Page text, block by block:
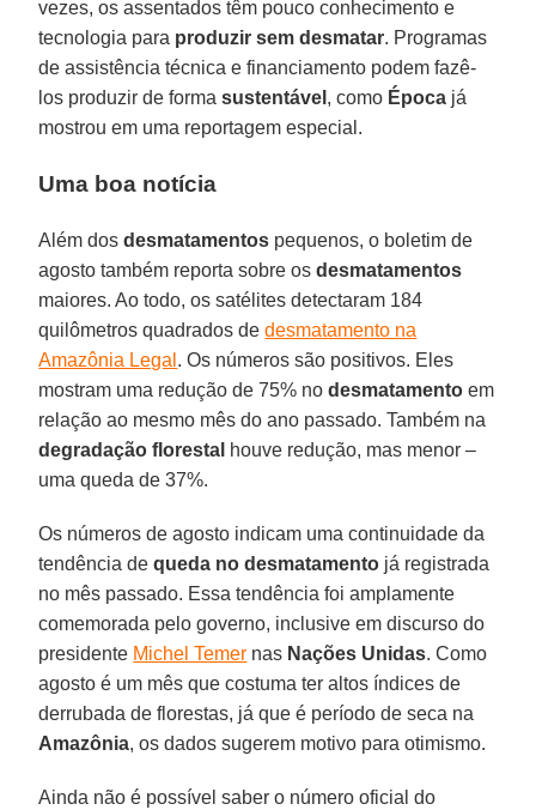
vezes, os assentados têm pouco conhecimento e
tecnologia para produzir sem desmatar. Programas
de assistência técnica e financiamento podem fazê-
los produzir de formasustentável , como Época já
mostrou em uma reportagem especial.
Uma boa notícia
Além dosdesmatamentos pequenos, o boletim de
agosto também reporta sobre osdesmatamentos
maiores. Ao todo, os satélites detectaram 184
quilômetros quadrados dedesmatamento na
Amazônia Legal . Os números são positivos. Eles
mostram uma redução de 75% nodesmatamento em
relação ao mesmo mês do ano passado. Também na
degradação florestal houve redução, mas menor –
uma queda de 37%.
Os números de agosto indicam uma continuidade da
tendência dequeda no desmatamento já registrada
no mês passado. Essa tendência foi amplamente
comemorada pelo governo, inclusive em discurso do
presidente Michel Temer nas Nações Unidas. Como
agosto é um mês que costuma ter altos índices de
derrubada de florestas, já que é período de seca na
Amazônia, os dados sugerem motivo para otimismo.
Ainda não é possível saber o número oficial do